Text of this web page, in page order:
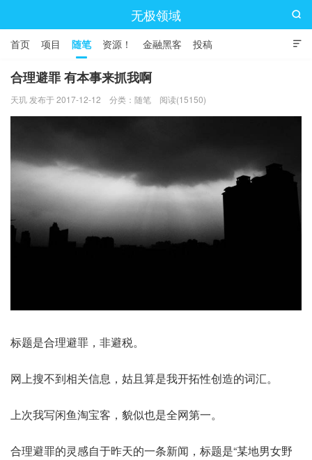
无极领域

首页 项目 随笔 资源！ 金融黑客 投稿

合理避罪 有本事来抓我啊
天玑 发布于 2017-12-12 分类： 随笔 阅读(15150)
​标题是合理避罪，非避税。
网上搜不到相关信息，姑且算是我开拓性创造的词汇。
上次我写闲鱼淘宝客，貌似也是全网第一。
合理避罪的灵感自于昨天的一条新闻，标题是“某地男女野